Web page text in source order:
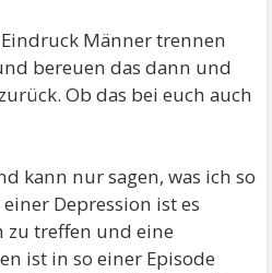
Männer trennen
bereuen das dann und
Ob das bei euch auch
kann nur sagen, was ich so
Depression ist es
zu treffen und eine
ist in so einer Episode